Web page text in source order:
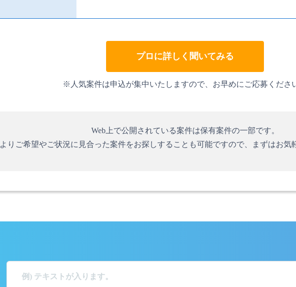
プロに詳しく聞いてみる
※人気案件は申込が集中いたしますので、お早めにご応募くださ
Web上で公開されている案件は保有案件の一部です。
よりご希望やご状況に見合った案件をお探しすることも可能ですので、まずはお気